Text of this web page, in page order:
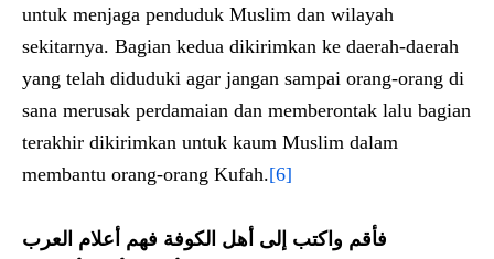
untuk menjaga penduduk Muslim dan wilayah
sekitarnya. Bagian kedua dikirimkan ke daerah-daerah
yang telah diduduki agar jangan sampai orang-orang di
sana merusak perdamaian dan memberontak lalu bagian
terakhir dikirimkan untuk kaum Muslim dalam
membantu orang-orang Kufah.[6]
فأقم واكتب إلى أهل الكوفة فهم أعلام العرب